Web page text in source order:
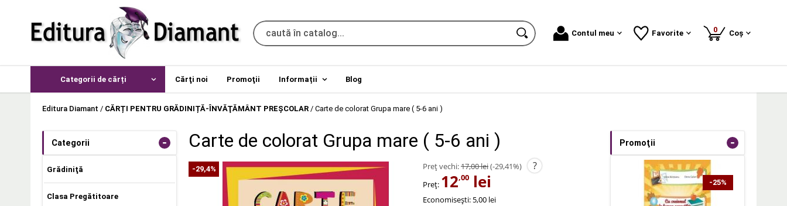
Contul meu Favorite 0produse
Coș
Categorii de cărți Cărţi noi Promoţii Informații Blog
Editura Diamant / CĂRȚI PENTRU GRĂDINIȚĂ-ÎNVĂŢĂMÂNT PREŞCOLAR / Carte de colorat Grupa mare ( 5-6 ani )
Categorii -
Grădiniţă
Clasa Pregătitoare
Carte de colorat Grupa mare ( 5-6 ani )
-29,4% Preț vechi:17,00 lei(-29,41%) ?
Preț: 12,00 lei
Economisești: 5,00 lei
Promoţii -
-25%